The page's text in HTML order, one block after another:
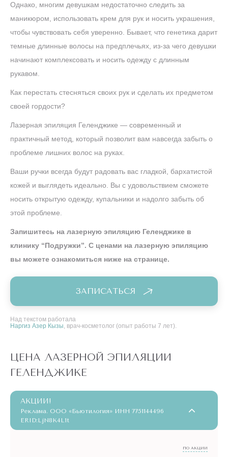
Однако, многим девушкам недостаточно следить за
маникюром, использовать крем для рук и носить украшения,
чтобы чувствовать себя уверенно. Бывает, что генетика дарит
темные длинные волосы на предплечьях, из-за чего девушки
начинают комплексовать и носить одежду с длинным
рукавом.
Как перестать стесняться своих рук и сделать их предметом
своей гордости?
Лазерная эпиляция Геленджике — современный и
практичный метод, который позволит вам навсегда забыть о
проблеме лишних волос на руках.
Ваши ручки всегда будут радовать вас гладкой, бархатистой
кожей и выглядеть идеально. Вы с удовольствием сможете
носить открытую одежду, купальники и надолго забыть об
этой проблеме.
Запишитесь на лазерную эпиляцию Геленджике в
клинику “Подружки”. С ценами на лазерную эпиляцию
вы можете ознакомиться ниже на странице.
ЗАПИСАТЬСЯ
Над текстом работала
Наргиз Азер Кызы, врач-косметолог (опыт работы 7 лет).
ЦЕНА ЛАЗЕРНОЙ ЭПИЛЯЦИИ
ГЕЛЕНДЖИКЕ
АКЦИИ!
Реклама. ООО «Бьютилогия» ИНН 7751144496
ERID:LjN8K4L1t
ПО АКЦИИ